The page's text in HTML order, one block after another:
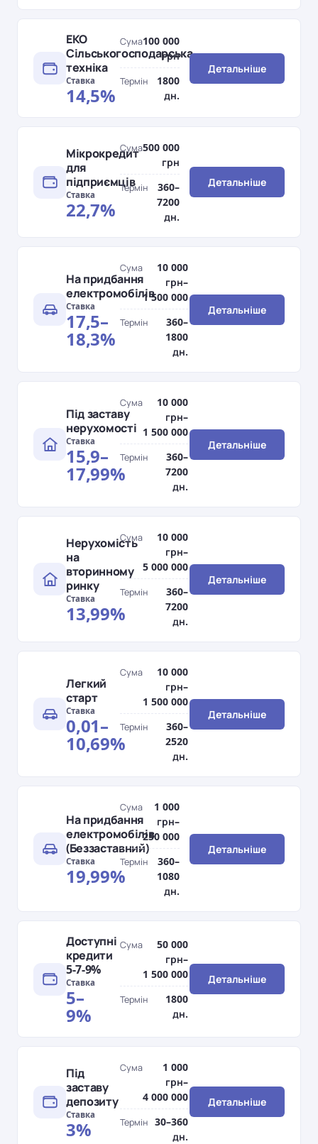
ЕКО
Сільськогосподарська
техніка
Ставка
14,5%
Сума100 000
грн
Термін
1800
дн.
Детальніше
Мікрокредит
для
підприємців
Ставка
22,7%
Сума500 000
грн
Термін
360–
7200
дн.
Детальніше
На придбання
електромобілів
Ставка
17,5–
18,3%
Сума
10 000
грн–
1 500 000
Термін
360–
1800
дн.
Детальніше
Під заставу
нерухомості
Ставка
15,9–
17,99%
Сума
10 000
грн–
1 500 000
Термін
360–
7200
дн.
Детальніше
Нерухомість
на
вторинному
ринку
Ставка
13,99%
Сума
10 000
грн–
5 000 000
Термін
360–
7200
дн.
Детальніше
Легкий
старт
Ставка
0,01–
10,69%
Сума
10 000
грн–
1 500 000
Термін
360–
2520
дн.
Детальніше
На придбання
електромобілів
(Беззаставний)
Ставка
19,99%
Сума
1 000
грн–
250 000
Термін
360–
1080
дн.
Детальніше
Доступні
кредити
5-7-9%
Ставка
5–
9%
Сума
50 000
грн–
1 500 000
Термін
1800
дн.
Детальніше
Під
заставу
депозиту
Ставка
3%
Сума
1 000
грн–
4 000 000
Термін
30–360
дн.
Детальніше